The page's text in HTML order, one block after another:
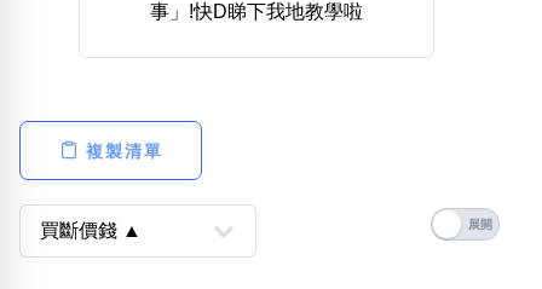
高級分類 i
事」!快D睇下我地教學啦
複製清單